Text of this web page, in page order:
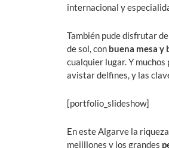
internacional y
También pude disfrutar
de sol, con buena mesa y
cualquier lugar. Y muchos
avistar delfines, y las
[portfolio_slideshow]
En este Algarve la
mejillones y los grandes